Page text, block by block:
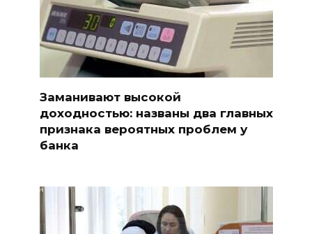
Заманивают высокой
доходностью: названы два главных
признака вероятных проблем у
банка